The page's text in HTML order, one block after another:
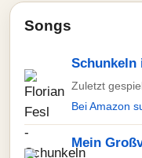
Songs
Zuletzt
Bei Amazon
Mein